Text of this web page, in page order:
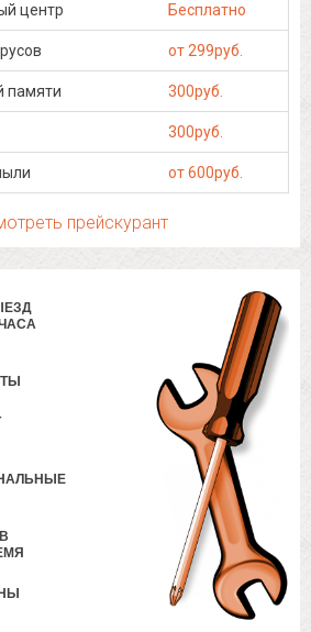
центр Бесплатно
от 299руб.
памяти 300руб.
300руб.
от 600руб.
прейскурант